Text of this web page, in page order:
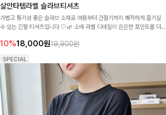
살안타템라벨 슬라브티셔츠
가볍고 통기성 좋은 슬라브 소재로 여름부터 간절기까지 쾌적하게 즐기실
수 있는 긴팔 티셔츠입니다 🤍🌿 소매 라벨 디테일이 은은한 포인트를 더해
10%18,000원19,900원